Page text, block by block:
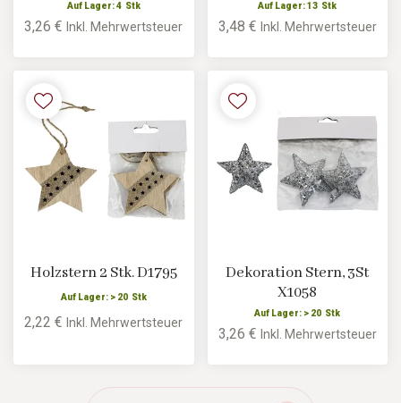
Auf Lager: 4 Stk
3,26 €Inkl. Mehrwertsteuer
Auf Lager: 13 Stk
3,48 € Inkl. Mehrwertsteuer
Holzstern 2 Stk. D1795
Auf Lager: > 20 Stk
2,22 €Inkl. Mehrwertsteuer
Dekoration Stern, 3St
X1058
Auf Lager: > 20 Stk
3,26 € Inkl. Mehrwertsteuer